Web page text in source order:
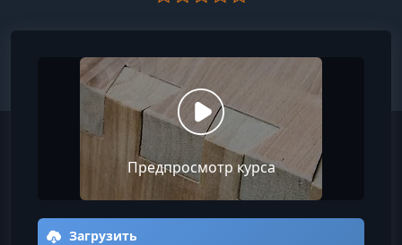
Предпросмотр курса
Загрузить